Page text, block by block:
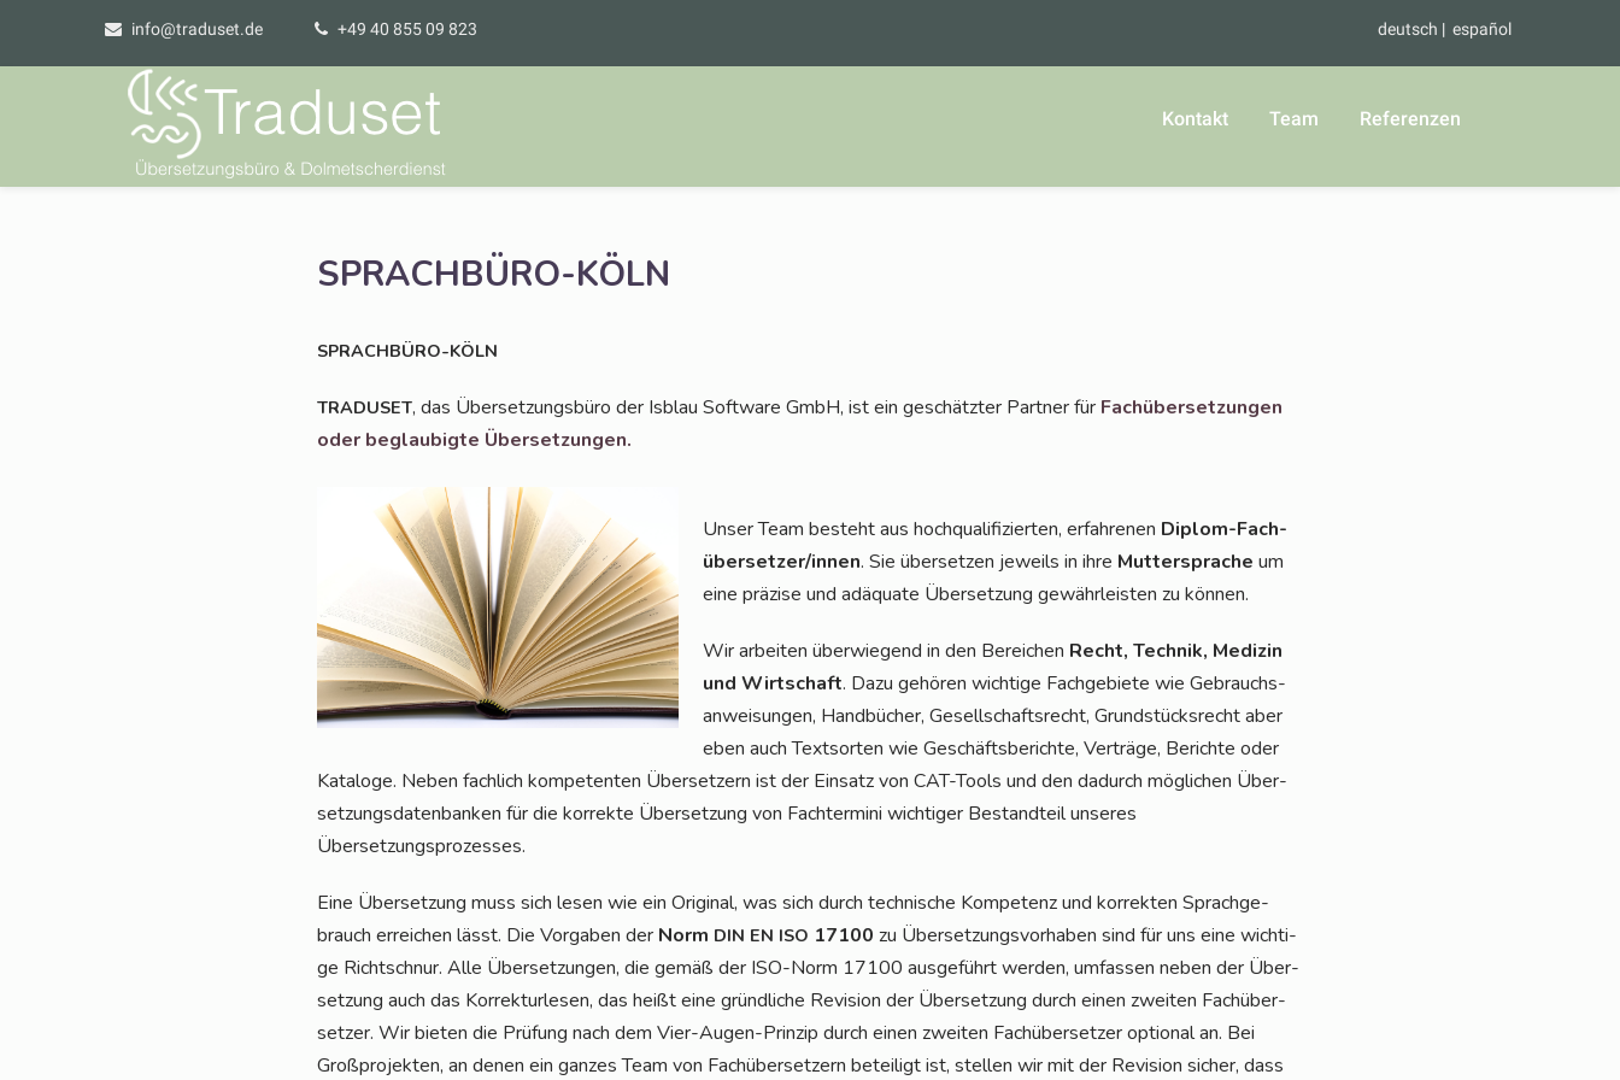
info@traduset.de +49 40 855 09 823 deutsch español
Kontakt Team Referenzen
SPRACHBÜRO-KÖLN
SPRACHBÜRO-KÖLN
TRADUSET, das Über­set­zungs­bü­ro der Isblau Soft­ware GmbH, ist ein geschätz­ter Part­ner für Fach­über­set­zun­gen
oder beglau­big­te Übersetzungen.
Unser Team besteht aus hoch­qua­li­fi­zier­ten, erfah­re­nen Diplom-Fach­
über­set­zer/in­nen. Sie über­set­zen jeweils in ihre Mut­ter­spra­che um
eine prä­zi­se und adäqua­te Über­set­zung gewähr­leis­ten zu können.
Wir arbei­ten über­wie­gend in den Berei­chen Recht, Tech­nik, Medi­zin
und Wirt­schaft. Dazu gehö­ren wich­ti­ge Fach­ge­bie­te wie Gebrauchs­
an­wei­sun­gen, Hand­bü­cher, Gesell­schafts­recht, Grund­stücks­recht aber
eben auch Text­sor­ten wie Geschäfts­be­rich­te, Ver­trä­ge, Berich­te oder
Kata­lo­ge. Neben fach­lich kom­pe­ten­ten Über­set­zern ist der Ein­satz von CAT-Tools und den dadurch mög­li­chen Über­
set­zungs­da­ten­ban­ken für die kor­rek­te Über­set­zung von Fach­ter­mi­ni wich­ti­ger Bestand­teil unse­res
Übersetzungsprozesses.
Eine Über­set­zung muss sich lesen wie ein Ori­gi­nal, was sich durch tech­ni­sche Kom­pe­tenz und kor­rek­ten Sprach­ge­
brauch errei­chen lässt. Die Vor­ga­ben der Norm DIN EN ISO 17100 zu Über­set­zungs­vor­ha­ben sind für uns eine wich­ti­
ge Richt­schnur. Alle Über­set­zun­gen, die gemäß der ISO-Norm 17100 aus­ge­führt wer­den, umfas­sen neben der Über­
set­zung auch das Kor­rek­tur­le­sen, das heißt eine gründ­li­che Revi­si­on der Über­set­zung durch einen zwei­ten Fach­über­
set­zer. Wir bie­ten die Prü­fung nach dem Vier-Augen-Prin­zip durch einen zwei­ten Fach­über­set­zer optio­nal an. Bei
Groß­pro­jek­ten, an denen ein gan­zes Team von Fach­über­set­zern betei­ligt ist, stel­len wir mit der Revi­si­on sicher, dass